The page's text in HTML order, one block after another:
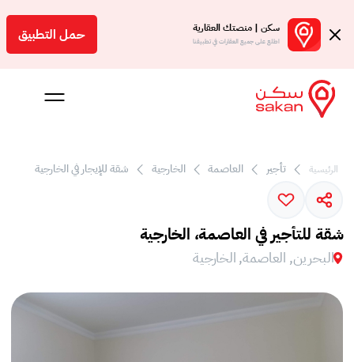
سكن | منصتك العقارية
اطلع على جميع العقارات في تطبيقنا حمل التطبيق
الرئيسية تأجير العاصمة الخارجية شقة للإيجار في الخارجية
شقة للتأجير في العاصمة، الخارجية
البحرين, العاصمة, الخارجية